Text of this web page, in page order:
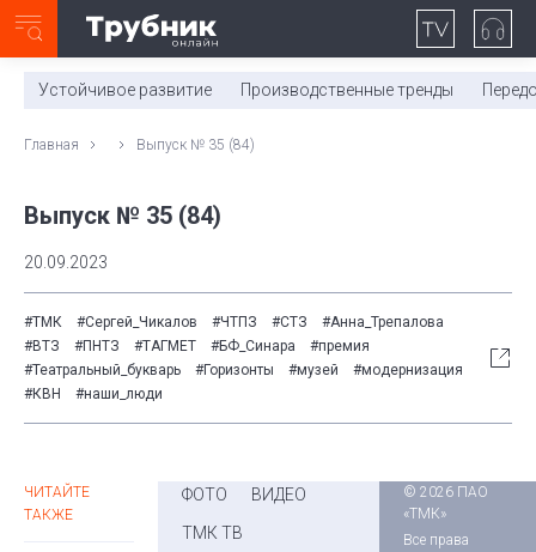
0:00/ 11:03
Устойчивое развитие Производственные тренды
Главная Выпуск № 35 (84)
Выпуск № 35 (84)
20.09.2023
#ТМК #Сергей_Чикалов #ЧТПЗ #СТЗ
#Анна_Трепалова
#ВТЗ
#ПНТЗ #ТАГМЕТ #БФ_Синара
#премия
#Театральный_букварь
#Горизонты #музей
#модернизация
#КВН
#наши_люди
ЧИТАЙТЕ
ТАКЖЕ
ФОТО
ВИДЕО
ТМК ТВ
© 2026 ПАО
«ТМК»
Все права